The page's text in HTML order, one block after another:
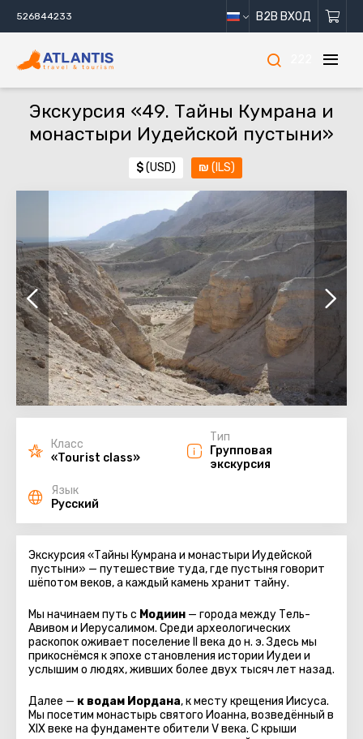
526844233 B2B ВХОД
Экскурсия «49. Тайны Кумрана и
монастыри Иудейской пустыни»
$(USD) ₪ (ILS)
Класс
«Tourist class»
Тип
Групповая
экскурсия
Язык
Русский
Экскурсия «Тайны Кумрана и монастыри Иудейской
пустыни» — путешествие туда, где пустыня говорит
шёпотом веков, а каждый камень хранит тайну.
Мы начинаем путь с Модиин — города между Тель-
Авивом и Иерусалимом. Среди археологических
раскопок оживает поселение II века до н. э. Здесь мы
прикоснёмся к эпохе становления истории Иудеи и
услышим о людях, живших более двух тысяч лет назад.
Далее — к водам Иордана, к месту крещения Иисуса.
Мы посетим монастырь святого Иоанна, возведённый в
XIX веке на фундаменте обители V века. С крыши